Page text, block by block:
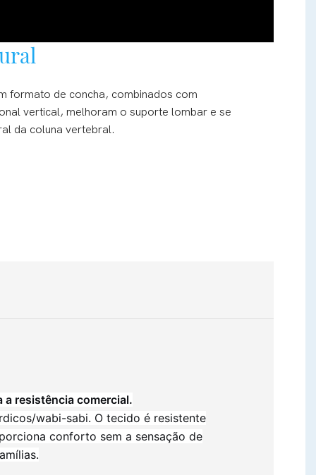
formato de concha, combinados com
vertical, melhoram o suporte lombar e se
da coluna vertebral.
resistência comercial.
wabi-sabi. O tecido é resistente
conforto sem a sensação de